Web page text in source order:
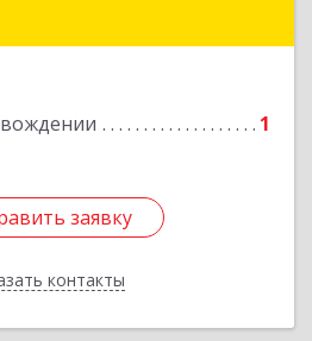
1
заявку
контакты
заявку
Назад